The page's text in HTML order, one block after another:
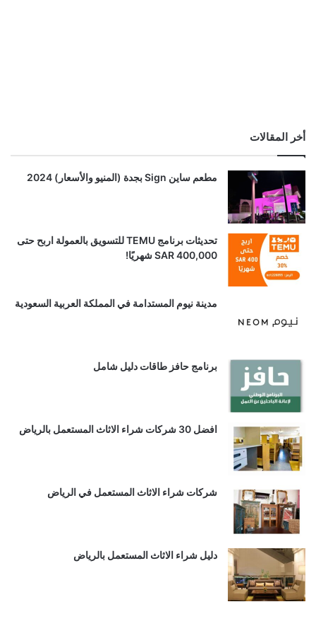
أخر المقالات
مطعم ساين Sign بجدة (المنيو والأسعار) 2024
تحديثات برنامج TEMU للتسويق بالعمولة اربح حتى
SAR 400,000 شهريًا!
مدينة نيوم المستدامة في المملكة العربية السعودية
برنامج حافز طاقات دليل شامل
افضل 30 شركات شراء الاثاث المستعمل بالرياض
شركات شراء الاثاث المستعمل في الرياض
دليل شراء الاثاث المستعمل بالرياض